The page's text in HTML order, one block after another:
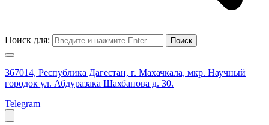
Поиск для:
367014, Республика Дагестан, г. Махачкала, мкр. Научный
городок ул. Абдуразака Шахбанова д. 30.
Telegram